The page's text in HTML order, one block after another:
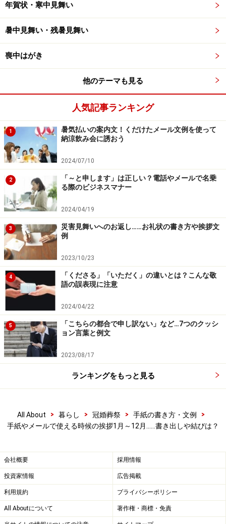
2月の書き出し例文
2月にお手紙を書く際に、ぜひ参考にして頂きたい書き
出しの例文です。改まった文面、親しい人への文面と2
種類を紹介しています。
2月の結び例文
2月にお手紙やメールを送る際に使える季節にあった書
き出しや結びの例文が紹介されています。
改まった手紙、親しい人への手紙と書き方のバリエーシ
ョンも豊富です。
リンク： 結びの挨拶（2月・如月） | 手紙の書き方大事典
3月の書き出し・結び例文
ということもあり、手紙やメールを書く機会が増えるの
で、ぜひチェックしておきましょう！
4月の書き出し・結び例文
4月の挨拶文について書き出しと結び、それぞれが紹介
年賀状・寒中見舞い
暑中見舞い・残暑見舞い
喪中はがき
他のテーマも見る
人気記事ランキング
1
暑気払いの案内文！くだけたメール文例を使って
納涼飲み会に誘おう
2024/07/10
2
「～と申します」は正しい？電話やメールで名乗
る際のビジネスマナー
2024/04/19
3
災害見舞いへのお返し……お礼状の書き方や挨拶文
例
2023/10/23
4
「くださる」「いただく」の違いとは？こんな敬
語の誤表現に注意
2024/04/22
5
「こちらの都合で申し訳ない」など…7つのクッシ
ョン言葉と例文
2023/08/17
ランキングをもっと見る
All About > 暮らし > 冠婚葬祭 > 手紙の書き方・文例
>
手紙やメールで使える時候の挨拶1月～12月……書き出しや結びは？
会社概要 採用情報
投資家情報 広告掲載
利用規約 プライバシーポリシー
All Aboutについて 著作権・商標・免責